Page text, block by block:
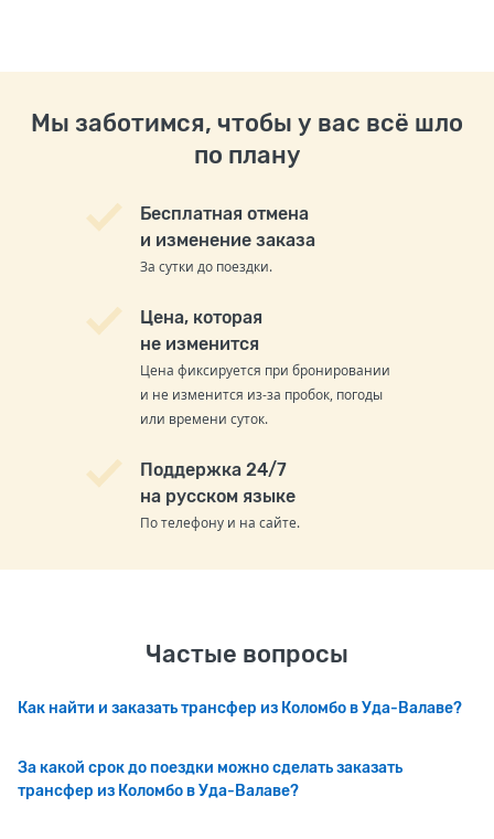
Мы заботимся, чтобы у вас всё шло
по плану
Бесплатная отмена
и изменение заказа
За сутки до поездки.
Цена, которая
не изменится
Цена фиксируется при бронировании
и не изменится из-за пробок, погоды
или времени суток.
Поддержка 24/7
на русском языке
По телефону и на сайте.
Частые вопросы
Как найти и заказать трансфер из Коломбо в Уда-Валаве?
За какой срок до поездки можно сделать заказать
трансфер из Коломбо в Уда-Валаве?